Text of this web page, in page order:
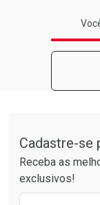
Laboratório
Por Menos
Cadastre-se
Receba as
exclusivos!